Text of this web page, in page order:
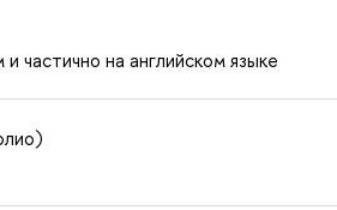
частично на английском языке